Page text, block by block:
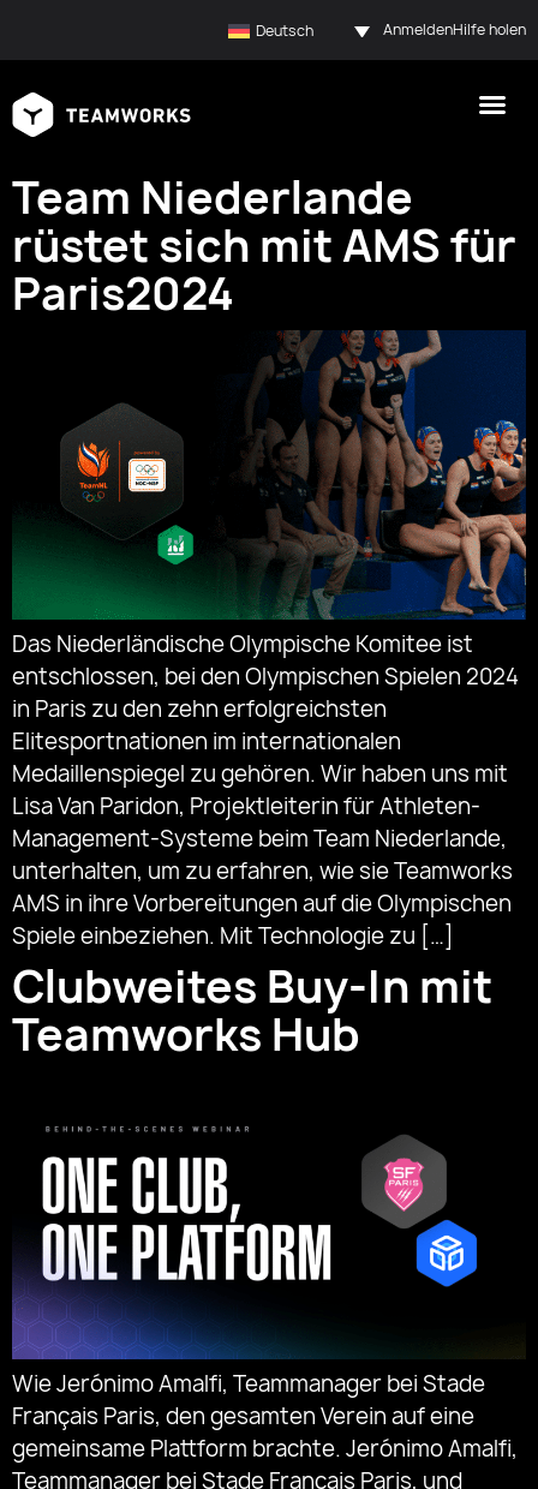
Deutsch AnmeldenHilfe holen
Team Niederlande
rüstet sich mit AMS für
Paris2024
Das Niederländische Olympische Komitee ist
entschlossen, bei den Olympischen Spielen 2024
in Paris zu den zehn erfolgreichsten
Elitesportnationen im internationalen
Medaillenspiegel zu gehören. Wir haben uns mit
Lisa Van Paridon, Projektleiterin für Athleten-
Management-Systeme beim Team Niederlande,
unterhalten, um zu erfahren, wie sie Teamworks
AMS in ihre Vorbereitungen auf die Olympischen
Spiele einbeziehen. Mit Technologie zu […]
Clubweites Buy-In mit
Teamworks Hub
Wie Jerónimo Amalfi, Teammanager bei Stade
Français Paris, den gesamten Verein auf eine
gemeinsame Plattform brachte. Jerónimo Amalfi,
Teammanager bei Stade Français Paris, und